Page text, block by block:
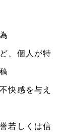
、個人が特
快感を与え
若しくは信